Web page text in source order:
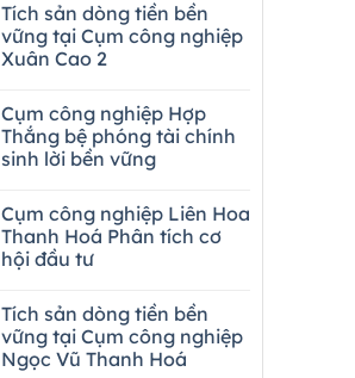
Tích sản dòng tiền bền
vững tại Cụm công nghiệp
Xuân Cao 2
Cụm công nghiệp Hợp
Thắng bệ phóng tài chính
sinh lời bền vững
Cụm công nghiệp Liên Hoa
Thanh Hoá Phân tích cơ
hội đầu tư
Tích sản dòng tiền bền
vững tại Cụm công nghiệp
Ngọc Vũ Thanh Hoá